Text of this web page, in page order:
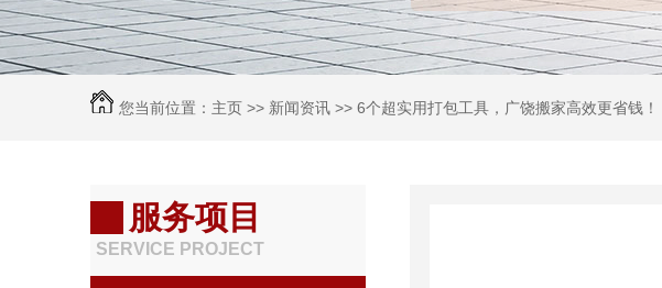
您当前位置： 主页 >> 新闻资讯 >> 6个超实用打包工具，广饶搬家高效更省钱！
服务项目
SERVICE PROJECT